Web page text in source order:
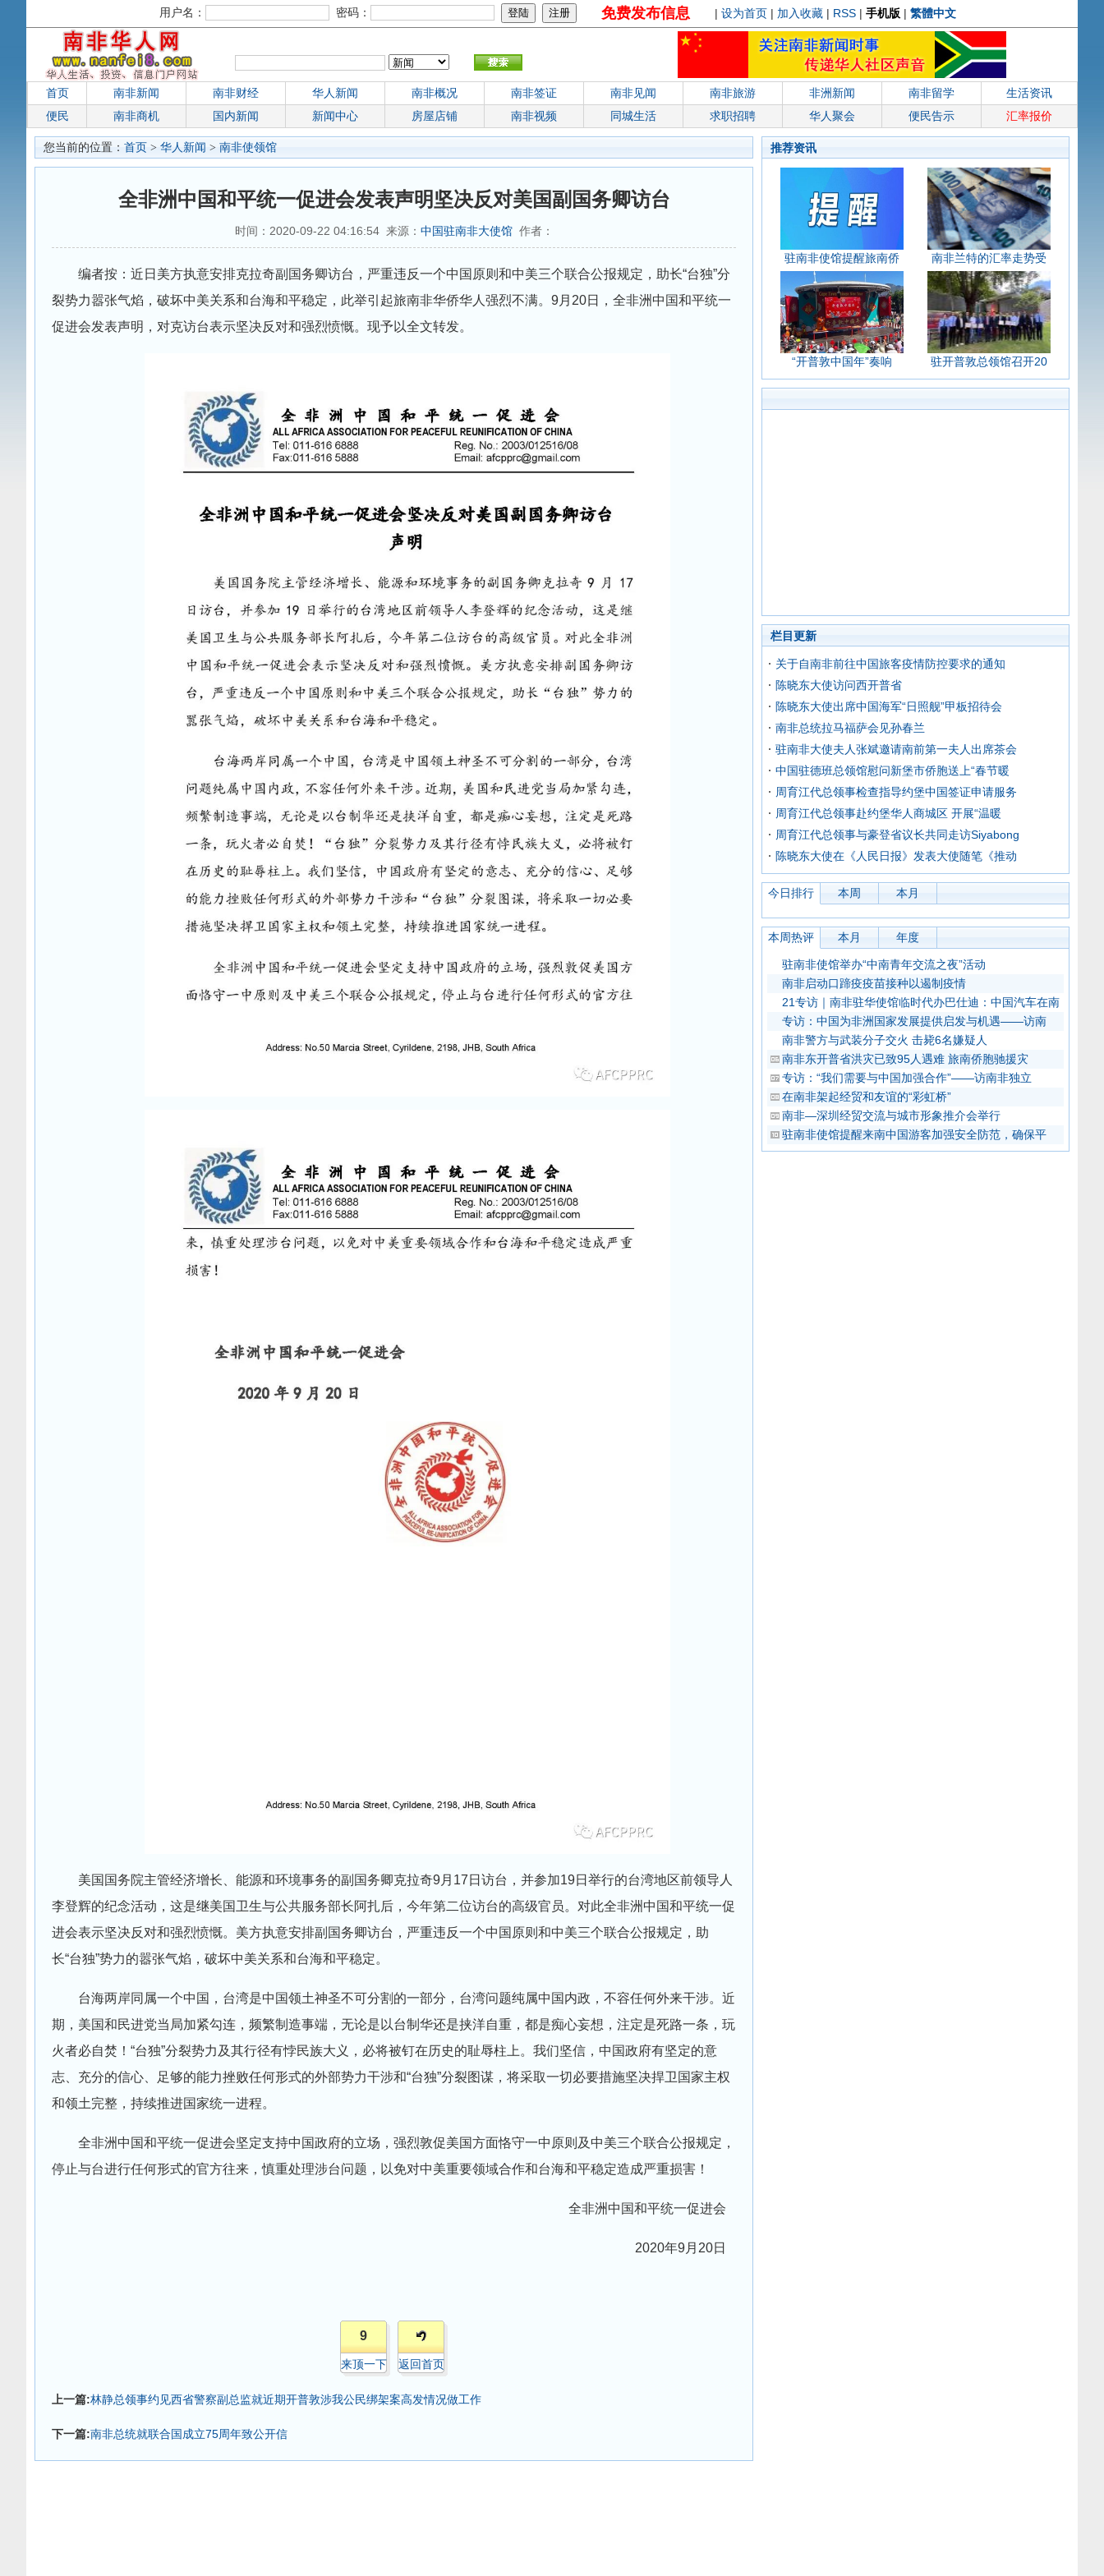
用户名： 密码： 免费发布信息 | 设为首页 | 加入收藏 | RSS | 手机版 | 繁體中文
首页 南非新闻 南非财经 华人新闻 南非概况 南非签证 南非见闻 南非旅游 非洲新闻 南非留学
生活资讯
便民
南非商机 国内新闻 新闻中心 房屋店铺 南非视频 同城生活 求职招聘 华人聚会 便民告示 汇率报价
您当前的位置： 首页 > 华人新闻 > 南非使领馆
全非洲中国和平统一促进会发表声明坚决反对美国副国务卿访台
时间：2020-09-22 04:16:54 来源： 中国驻南非大使馆作者：
编者按：近日美方执意安排克拉奇副国务卿访台，严重违反一个中国原则和中美三个联合公报规定，助长“台独”分
裂势力嚣张气焰，破坏中美关系和台海和平稳定，此举引起旅南非华侨华人强烈不满。9月20日，全非洲中国和平统一
促进会发表声明，对克访台表示坚决反对和强烈愤慨。现予以全文转发。
美国国务院主管经济增长、能源和环境事务的副国务卿克拉奇9月17日访台，并参加19日举行的台湾地区前领导人
李登辉的纪念活动，这是继美国卫生与公共服务部长阿扎后，今年第二位访台的高级官员。对此全非洲中国和平统一促
进会表示坚决反对和强烈愤慨。美方执意安排副国务卿访台，严重违反一个中国原则和中美三个联合公报规定，助
长“台独”势力的嚣张气焰，破坏中美关系和台海和平稳定。
台海两岸同属一个中国，台湾是中国领土神圣不可分割的一部分，台湾问题纯属中国内政，不容任何外来干涉。近
期，美国和民进党当局加紧勾连，频繁制造事端，无论是以台制华还是挟洋自重，都是痴心妄想，注定是死路一条，玩
火者必自焚！“台独”分裂势力及其行径有悖民族大义，必将被钉在历史的耻辱柱上。我们坚信，中国政府有坚定的意
志、充分的信心、足够的能力挫败任何形式的外部势力干涉和“台独”分裂图谋，将采取一切必要措施坚决捍卫国家主权
和领土完整，持续推进国家统一进程。
全非洲中国和平统一促进会坚定支持中国政府的立场，强烈敦促美国方面恪守一中原则及中美三个联合公报规定，
停止与台进行任何形式的官方往来，慎重处理涉台问题，以免对中美重要领域合作和台海和平稳定造成严重损害！
全非洲中国和平统一促进会
2020年9月20日
9
来顶一下 返回首页
上一篇:林静总领事约见西省警察副总监就近期开普敦涉我公民绑架案高发情况做工作
下一篇:南非总统就联合国成立75周年致公开信
推荐资讯
驻南非使馆提醒旅南侨 南非兰特的汇率走势受
“开普敦中国年”奏响 驻开普敦总领馆召开20
栏目更新
关于自南非前往中国旅客疫情防控要求的通知
陈晓东大使访问西开普省
陈晓东大使出席中国海军“日照舰”甲板招待会
南非总统拉马福萨会见孙春兰
驻南非大使夫人张斌邀请南前第一夫人出席茶会
中国驻德班总领馆慰问新堡市侨胞送上“春节暖
周育江代总领事检查指导约堡中国签证申请服务
周育江代总领事赴约堡华人商城区 开展“温暖
周育江代总领事与豪登省议长共同走访Siyabong
陈晓东大使在《人民日报》发表大使随笔《推动
今日排行 本周 本月
本周热评 本月 年度
驻南非使馆举办“中南青年交流之夜”活动
南非启动口蹄疫疫苗接种以遏制疫情
21专访｜南非驻华使馆临时代办巴仕迪：中国汽车在南
专访：中国为非洲国家发展提供启发与机遇——访南
南非警方与武装分子交火 击毙6名嫌疑人
南非东开普省洪灾已致95人遇难 旅南侨胞驰援灾
专访：“我们需要与中国加强合作”——访南非独立
在南非架起经贸和友谊的“彩虹桥”
南非—深圳经贸交流与城市形象推介会举行
驻南非使馆提醒来南中国游客加强安全防范，确保平